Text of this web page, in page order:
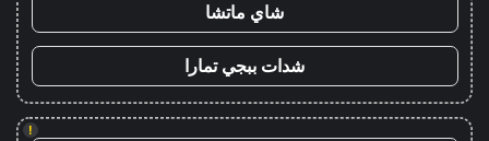
شاي ماتشا
شدات ببجي تمارا
!